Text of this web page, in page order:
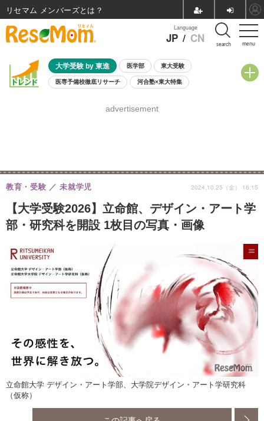
menu
Language
JP / CN search
大学受験 by 東進 医学部 東大受験
医専予備校徹底リサーチ 河合塾×東大特集
8月開催学校説明会・相談会
advertisement
【大学受験2026】立命館、デザイン・アート学
部・研究科を開設 1枚目の写真・画像
教育・受験 未就学児 2024.10.25（金） 16:15
立命館大学 デザイン・アート学部、大学院デザイン・アート学研究科
（仮称）
リセマム メンバーズ